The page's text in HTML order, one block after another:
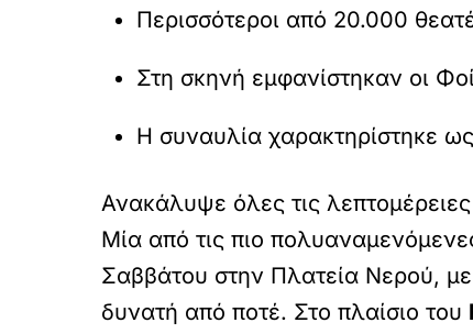
Περισσότεροι από 20.000
Στη σκηνή εμφανίστηκαν οι
Η συναυλία χαρακτηρίστηκε
Ανακάλυψε όλες τις
Μία από τις πιο
Σαββάτου στην Πλατεία Νερού,
δυνατή από ποτέ. Στο πλαίσιο του